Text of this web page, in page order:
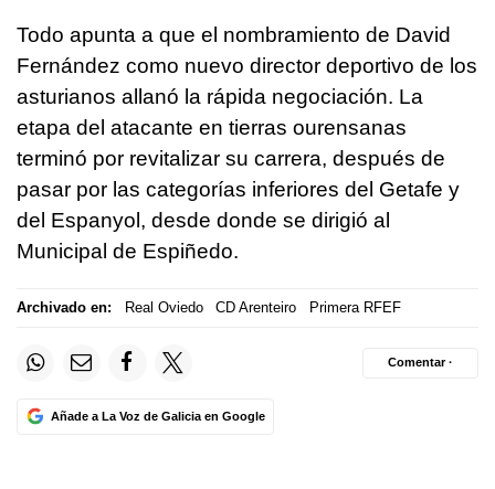
Todo apunta a que el nombramiento de David
Fernández como nuevo director deportivo de los
asturianos allanó la rápida negociación. La
etapa del atacante en tierras ourensanas
terminó por revitalizar su carrera, después de
pasar por las categorías inferiores del Getafe y
del Espanyol, desde donde se dirigió al
Municipal de Espiñedo.
Archivado en: Real Oviedo CD Arenteiro Primera RFEF
Añade a La Voz de Galicia en Google
Comentar ·